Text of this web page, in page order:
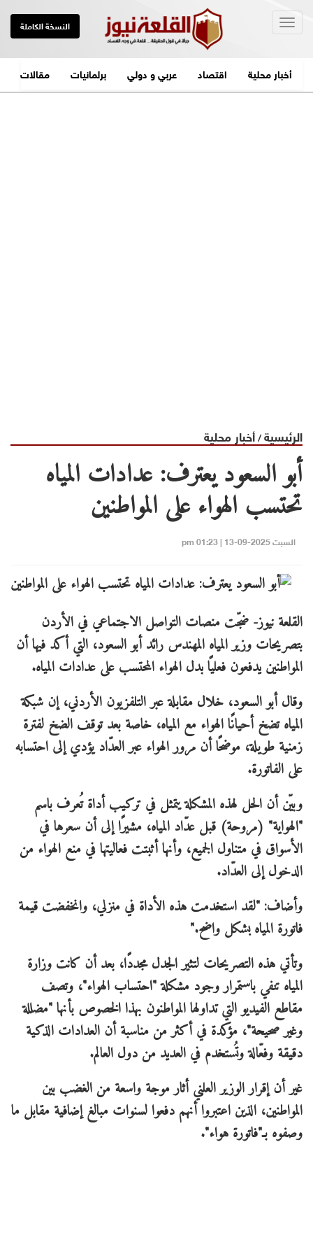
النسخة الكاملة
أخبار محلية اقتصاد عربي و دولي برلمانيات مقالات
الرئيسية/أخبار محلية
أبو السعود يعترف: عدادات المياه
تحتسب الهواء على المواطنين
السبت 2025-09-13 | 01:23 pm
القلعة نيوز- ضجّت منصات التواصل الاجتماعي في الأردن
بتصريحات وزير المياه المهندس رائد أبو السعود، التي أكد فيها أن
المواطنين يدفعون فعليًا بدل الهواء المحتسب على عدادات المياه.
وقال أبو السعود، خلال مقابلة عبر التلفزيون الأردني، إن شبكة
المياه تضخ أحيانًا الهواء مع المياه، خاصة بعد توقف الضخ لفترة
زمنية طويلة، موضحًا أن مرور الهواء عبر العدّاد يؤدي إلى احتسابه
على الفاتورة.
وبيّن أن الحل لهذه المشكلة يتمثل في تركيب أداة تُعرف باسم
"الهواية" (مروحة) قبل عدّاد المياه، مشيرًا إلى أن سعرها في
الأسواق في متناول الجميع، وأنها أثبتت فعاليتها في منع الهواء من
الدخول إلى العدّاد.
وأضاف: "لقد استخدمت هذه الأداة في منزلي، وانخفضت قيمة
فاتورة المياه بشكل واضح."
وتأتي هذه التصريحات لتثير الجدل مجددًا، بعد أن كانت وزارة
المياه تنفي باستمرار وجود مشكلة "احتساب الهواء"، وتصف
مقاطع الفيديو التي تداولها المواطنون بهذا الخصوص بأنها "مضللة
وغير صحيحة"، مؤكدة في أكثر من مناسبة أن العدادات الذكية
دقيقة وفعّالة وتُستخدم في العديد من دول العالم.
غير أن إقرار الوزير العلني أثار موجة واسعة من الغضب بين
المواطنين، الذين اعتبروا أنهم دفعوا لسنوات مبالغ إضافية مقابل ما
وصفوه بـ"فاتورة هواء".